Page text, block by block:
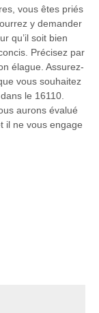
vous êtes priés
y demander
qu’il soit bien
Précisez par
élague. Assurez-
vous souhaitez
le 16110.
aurons évalué
il ne vous engage